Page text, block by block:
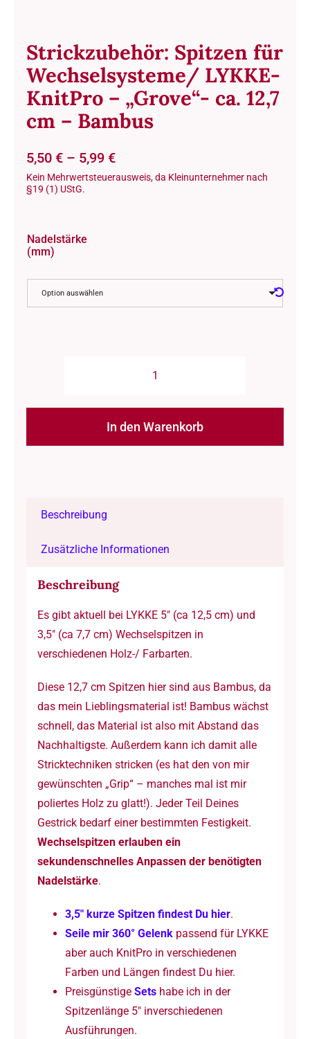
Strickzubehör: Spitzen für
Wechselsysteme/ LYKKE-
KnitPro – „Grove“- ca. 12,7
cm – Bambus
5,50 €– 5,99 €
Kein Mehrwertsteuerausweis, da Kleinunternehmer nach
§19 (1) UStG.
Nadelstärke
(mm)
Option auswählen
Strickzubehör:
für
Bambus
Menge
In den Warenkorb
Beschreibung
Zusätzliche Informationen
Beschreibung
Es gibt aktuell bei LYKKE 5″ (ca 12,5 cm) und
3,5″ (ca 7,7 cm) Wechselspitzen in
verschiedenen Holz-/ Farbarten.
Diese 12,7 cm Spitzen hier sind aus Bambus, da
das mein Lieblingsmaterial ist! Bambus wächst
schnell, das Material ist also mit Abstand das
Nachhaltigste. Außerdem kann ich damit alle
Stricktechniken stricken (es hat den von mir
gewünschten „Grip“ – manches mal ist mir
poliertes Holz zu glatt!). Jeder Teil Deines
Gestrick bedarf einer bestimmten Festigkeit.
Wechselspitzen erlauben ein
sekundenschnelles Anpassen der benötigten
Nadelstärke.
3,5″ kurze Spitzen findest Du hier.
Seile mir 360° Gelenk passend für LYKKE
aber auch KnitPro in verschiedenen
Farben und Längen findest Du hier.
Preisgünstige Setshabe ich in der
Spitzenlänge 5″ inverschiedenen
Ausführungen.